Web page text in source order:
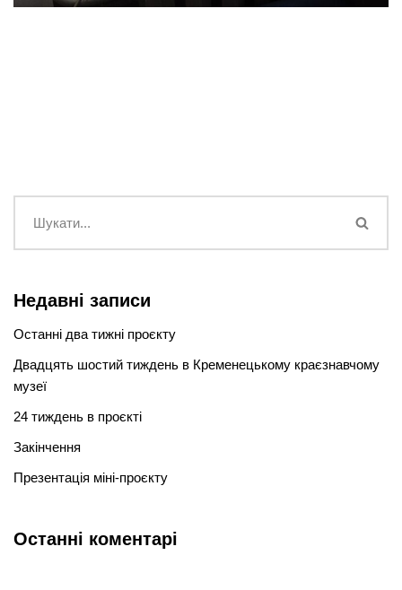
Недавні записи
Останні два тижні проєкту
Двадцять шостий тиждень в Кременецькому краєзнавчому
музеї
24 тиждень в проєкті
Закінчення
Презентація міні-проєкту
Останні коментарі